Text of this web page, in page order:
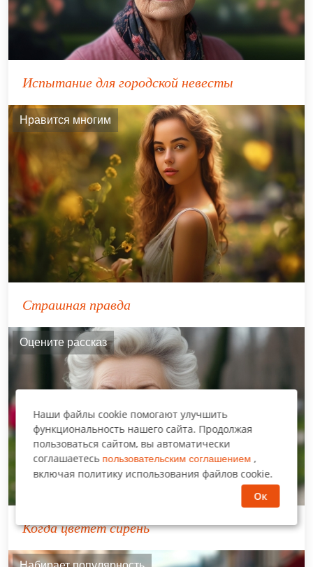
Испытание для городской невесты
Нравится многим
Страшная правда
Оцените рассказ
Когда цветёт сирень
Наши файлы cookie помогают улучшить
функциональность нашего сайта. Продолжая
пользоваться сайтом, вы автоматически
соглашаетесь пользовательским соглашением ,
включая политику использования файлов cookie.
Ок